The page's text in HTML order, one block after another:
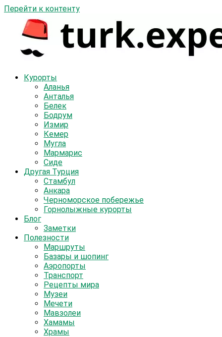
Перейти к контенту
Курорты
Аланья
Анталья
Белек
Бодрум
Измир
Кемер
Мугла
Мармарис
Сиде
Другая Турция
Стамбул
Анкара
Черноморское побережье
Горнолыжные курорты
Блог
Заметки
Полезности
Маршруты
Базары и шопинг
Аэропорты
Транспорт
Рецепты мира
Музеи
Мечети
Мавзолеи
Хамамы
Храмы